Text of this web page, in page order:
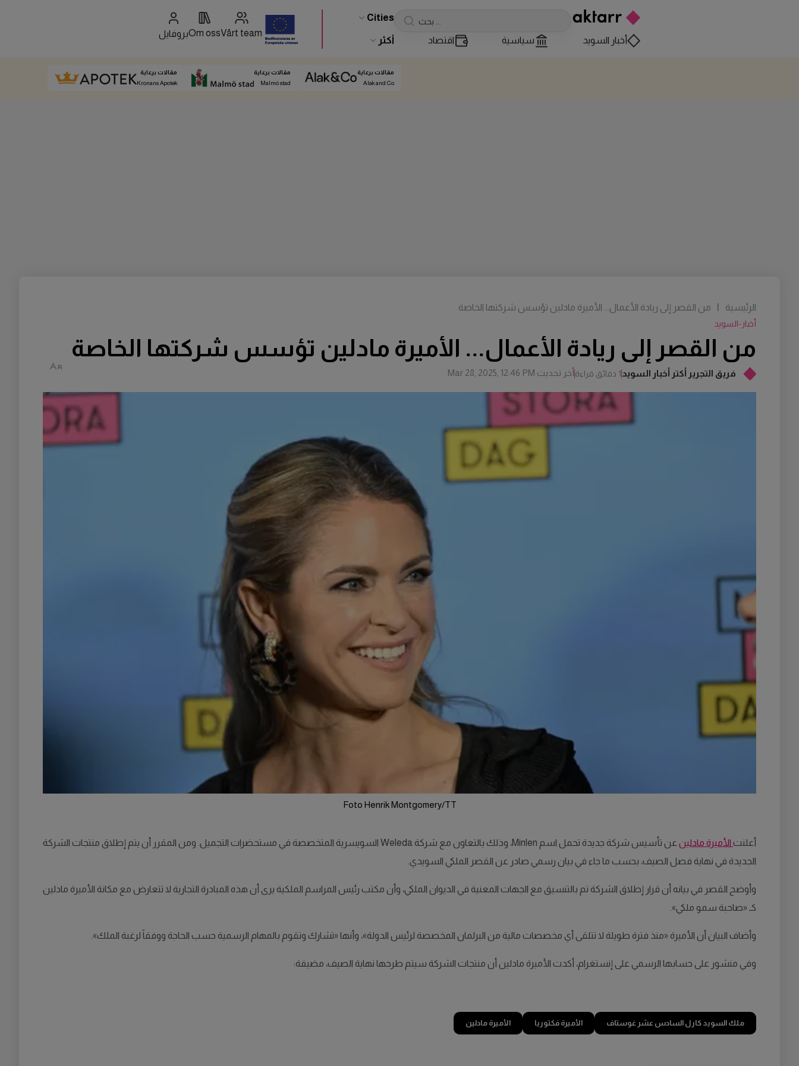
Cities
أخبار السويد سياسية اقتصاد أكثر
Vårt team
Om ossبروفايل
مقالات برعاية
Alak and Co
مقالات برعاية
Malmö stad
مقالات برعاية
Kronans Apotek
فريق التجرير أكتر أخبار السويد1 دقائق قراءة أخر تحديث Mar 28, 2025, 12:46 PM
من القصر إلى ريادة الأعمال... الأميرة مادلين تؤسس شركتها الخاصة
أخبار-السويد
الرئيسية | من القصر إلى ريادة الأعمال... الأميرة مادلين تؤسس شركتها الخاصة
Foto Henrik Montgomery/TT
أعلنت الأميرة مادلين
عن تأسيس شركة جديدة تحمل اسم Minlen، وذلك بالتعاون مع شركة Weleda السويسرية المتخصصة في مستحضرات التجميل. ومن المقرر أن يتم إطلاق منتجات الشركة
الجديدة في نهاية فصل الصيف، بحسب ما جاء في بيان رسمي صادر عن القصر الملكي السويدي.
وأوضح القصر في بيانه أن قرار إطلاق الشركة تم بالتنسيق مع الجهات المعنية في الديوان الملكي، وأن مكتب رئيس المراسم الملكية يرى أن هذه المبادرة التجارية لا تتعارض مع مكانة الأميرة مادلين
كـ «صاحبة سمو ملكي».
وأضاف البيان أن الأميرة «منذ فترة طويلة لا تتلقى أي مخصصات مالية من البرلمان المخصصة لرئيس الدولة»، وأنها «تشارك وتقوم بالمهام الرسمية حسب الحاجة ووفقاً لرغبة الملك».
وفي منشور على حسابها الرسمي على إنستغرام، أكدت الأميرة مادلين أن منتجات الشركة سيتم طرحها نهاية الصيف، مضيفة:
ملك السويد كارل السادس عشر غوستاف الأميرة فكتوريا الأميرة مادلين